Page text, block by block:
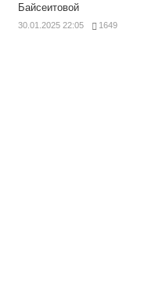
Байсеитовой
30.01.2025 22:05 1649